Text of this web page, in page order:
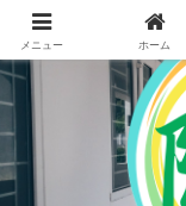
メニュー ホーム